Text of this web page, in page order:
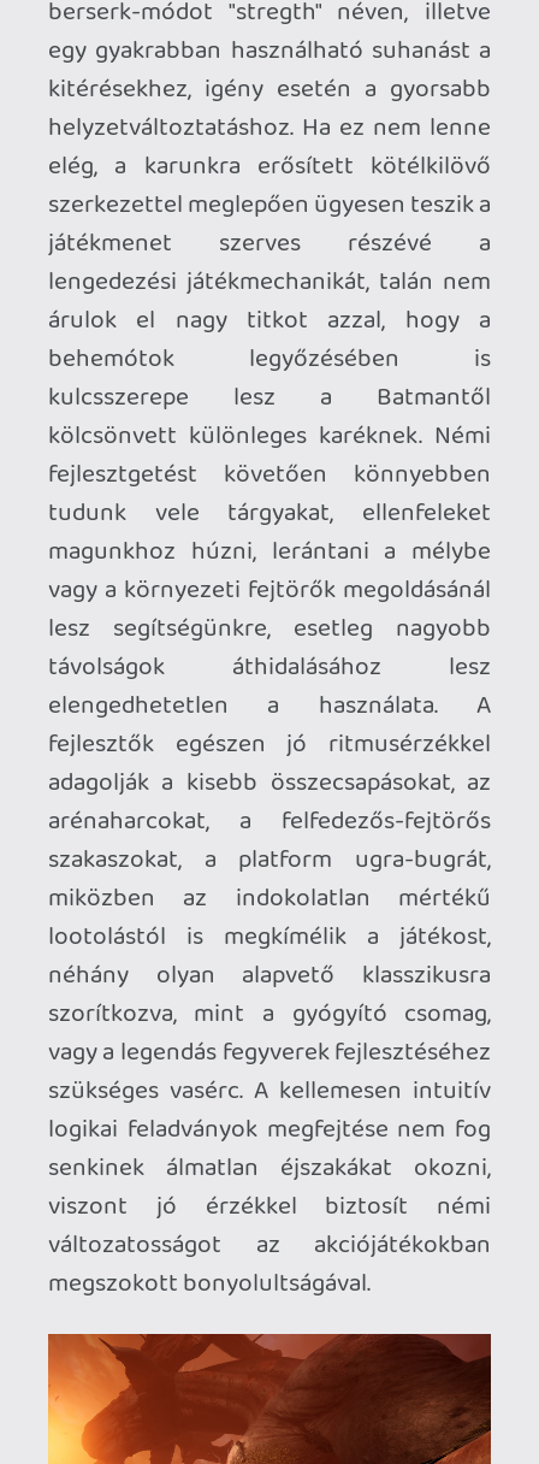
Néhány további varázslatnak mondjuk
tudtam volna örülni, de valamit hagyni
kell a következő részre is,
fegyverrepertoárunk viszont nem hagy
kívánnivalót maga után. Az én szívembe -
ezzel egyidejűleg ellenfeleim
koponyájába - a Lognbryter fejsze lopta
be leginkább magát. A Skandináviába
migrált görög fickóhoz hasonlóan mi is el
tudjuk hajítani, majd visszahívni, ezt a
képességét a "strength" dühkitörés
használatával kombinálva szó szerint
félbeszakíthatjuk a ránk törő
rosszarcokat. Sok ponton már-már
túlságosan is könnyűnek éreztem a
haladást ezzel a taktikával, a klasszikus
kard ki kard küzdelmek a hárításokkal,
ellentámadásokkal viszont jóval
keményebb kihívásnak bizonyultak, no
nem az ellenfelek változatosságának és
kiszámíthatatlanságának, hanem az
összecsapások esetlenségének
köszönhetően, ami az anomáliákkal
küzdő fizikai rendszer és a tökéletlen
ütközési modell számlájára írható
elsősorban. Ez az a pontja a játéknak,
amire egy VR-ra fejlesztő stúdiónak
nagyobb figyelmet kell(ene) fordítania,
ugyanis a játékélmény képes leginkább
az alacsonyabb költségvetéssel
összefüggésbe hozható kevésbé
kidolgozott játékelemeket ellensúlyozni.
Nem állítom, hogy borzalmas vagy
menthetetlen lenne a helyzet, mert
összességében még a hibái ellenére is
élveztem a harcot, de akad még bőven
tennivaló ezen a téren, ha szándékukban
áll a megjelenés után kikupálni a
Behemoth-ot. Egészen biztos vagyok
benne, hogy egy szúró- és
vágófegyverekre építkező harcrendszer
megvalósítása százszor nehezebb,
mintha lőfegyverekről lenne szó, nem
beszélve arról a kihívásról, amelyet a
virtuális térben létező avaturunk testén
elhelyezett fegyverek elérése és
használata jelent, ugyanakkor
kétségtelenül láttunk már mindkét
problémakörre sokkal jobban működő
megoldásokat.